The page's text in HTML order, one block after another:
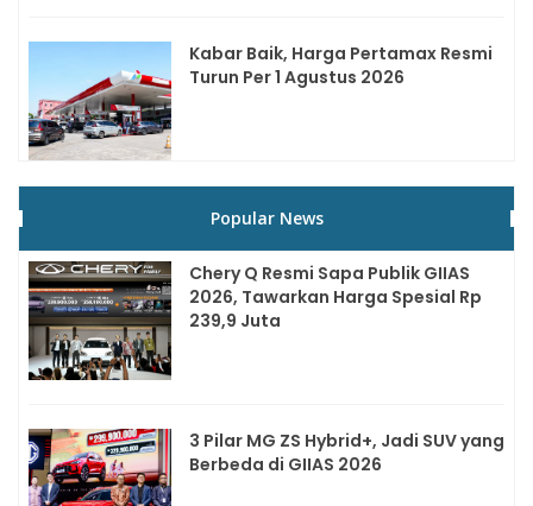
Kabar Baik, Harga Pertamax Resmi
Turun Per 1 Agustus 2026
Popular News
Chery Q Resmi Sapa Publik GIIAS
2026, Tawarkan Harga Spesial Rp
239,9 Juta
3 Pilar MG ZS Hybrid+, Jadi SUV yang
Berbeda di GIIAS 2026